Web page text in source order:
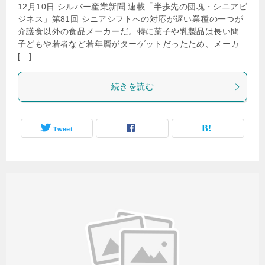
12月10日 シルバー産業新聞 連載「半歩先の団塊・シニアビ
ジネス」第81回 シニアシフトへの対応が遅い業種の一つが
介護食以外の食品メーカーだ。特に菓子や乳製品は長い間
子どもや若者など若年層がターゲットだったため、メーカ
[…]
続きを読む
Tweet